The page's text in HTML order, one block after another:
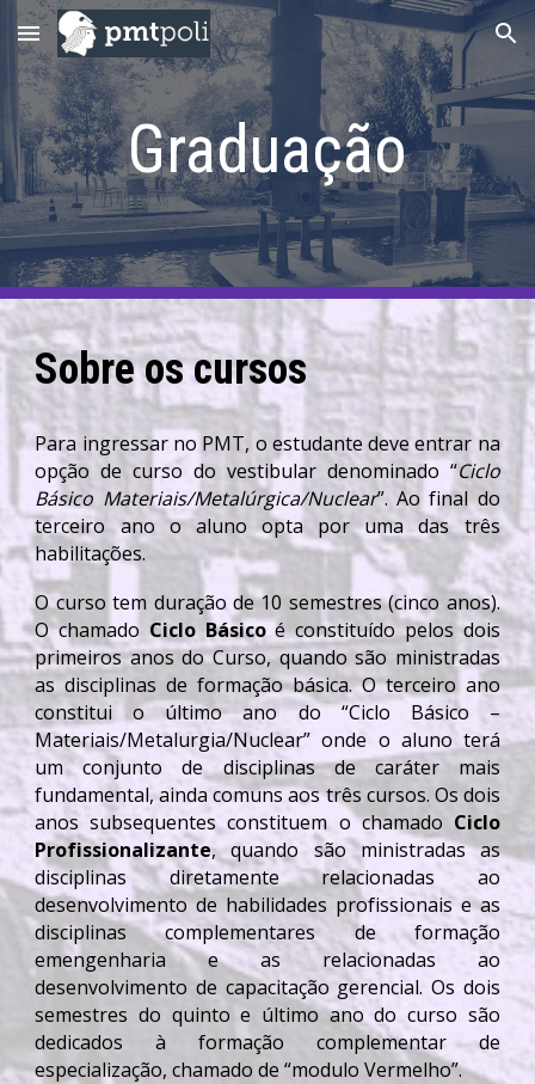
Skip to main content Skip to navigation
Graduação
Sobre os cursos
Para ingressar no PMT, o estudante deve entrar na
opção de curso do vestibular denominado “Ciclo
Básico Materiais/Metalúrgica/Nuclear”. Ao final do
terceiro ano o aluno opta por uma das três
habilitações.
O curso tem duração de 10 semestres (cinco anos).
O chamado Ciclo Básico é constituído pelos dois
primeiros anos do Curso, quando são ministradas
as disciplinas de formação básica. O terceiro ano
constitui o último ano do “Ciclo Básico –
Materiais/Metalurgia/Nuclear” onde o aluno terá
um conjunto de disciplinas de caráter mais
fundamental, ainda comuns aos três cursos. Os dois
anos subsequentes constituem o chamado Ciclo
Profissionalizante, quando são ministradas as
disciplinas diretamente relacionadas ao
desenvolvimento de habilidades profissionais e as
disciplinas complementares de formação
emengenharia e as relacionadas ao
desenvolvimento de capacitação gerencial. Os dois
semestres do quinto e último ano do curso são
dedicados à formação complementar de
especialização, chamado de “modulo Vermelho”.